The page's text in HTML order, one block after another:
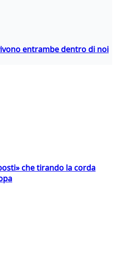
entrambe dentro di noi
che tirando la corda